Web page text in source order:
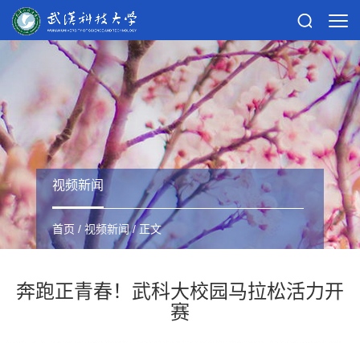
视频新闻
首页 / 视频新闻/ 正文
奔跑正青春！武科大校园马拉松活力开
赛